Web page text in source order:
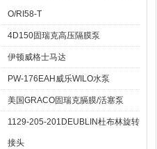
O/RI58-T
4D150固瑞克高压隔膜泵
伊顿威格士马达
PW-176EAH威乐WILO水泵
美国GRACO固瑞克膈膜/活塞泵
1129-205-201DEUBLIN杜布林旋转
接头